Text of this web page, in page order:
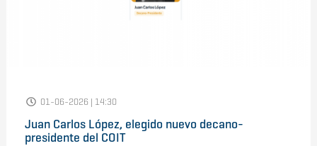
01-06-2026 | 14:30
Juan Carlos López, elegido nuevo decano-
presidente del COIT